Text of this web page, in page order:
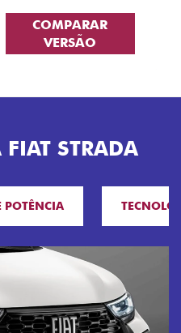
COMPARAR
VERSÃO
STRADA
POTÊNCIA